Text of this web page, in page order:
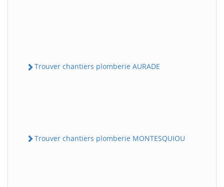
Trouver chantiers plomberie AURADE
Trouver chantiers plomberie MONTESQUIOU